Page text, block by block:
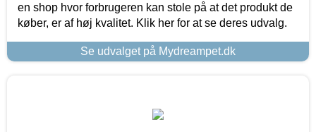
en shop hvor forbrugeren kan stole på at det produkt de
køber, er af høj kvalitet. Klik her for at se deres udvalg.
Se udvalget på Mydreampet.dk